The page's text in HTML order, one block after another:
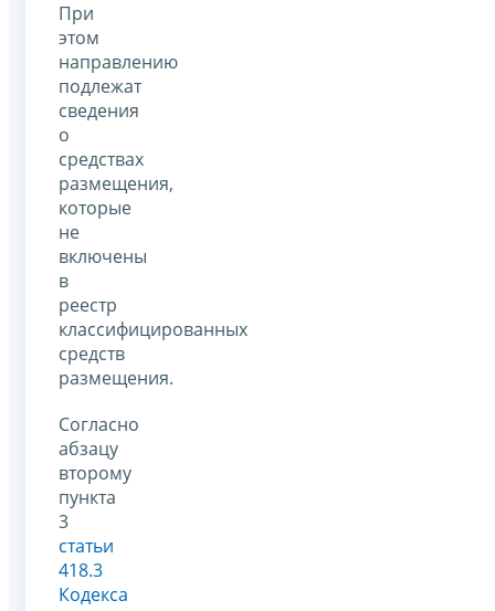
При
этом
направлению
подлежат
сведения
о
средствах
размещения,
которые
не
включены
в
реестр
классифицированных
средств
размещения.
Согласно
абзацу
второму
пункта
3
статьи
418.3
Кодекса